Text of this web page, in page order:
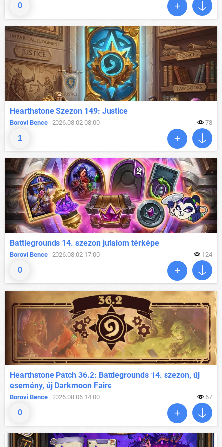
0
1
Hearthstone Szezon 149: Justice
Borovi Bence | 2026.08.02 08:00 78
0
Battlegrounds 14. szezon jutalom térképe
Borovi Bence | 2026.08.02 17:00 124
0
Hearthstone Patch 36.2: Battlegrounds 14. szezon, új
esemény, új Darkmoon Faire
Borovi Bence | 2026.08.06 14:00 67